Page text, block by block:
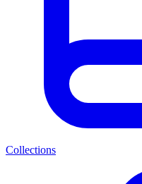
Collections